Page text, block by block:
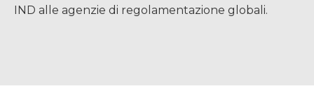
IND alle agenzie di regolamentazione globali.